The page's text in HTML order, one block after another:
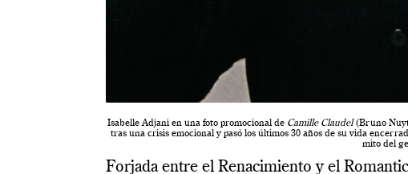
Isabelle Adjani en una foto promocional de Camille Claudel(Bruno
tras una crisis emocional y pasó los últimos 30 años de su vida
mito del
Forjada entre el Renacimiento y el